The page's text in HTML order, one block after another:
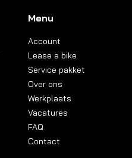
Menu
Account
Lease a bike
Service pakket
Over ons
Werkplaats
Vacatures
FAQ
Contact